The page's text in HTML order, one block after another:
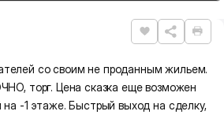
Нравится
со своим не проданным жильем.
торг. Цена сказка еще возможен
на -1 этаже. Быстрый выход на сделку,